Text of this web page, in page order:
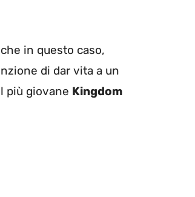
in questo caso,
di dar vita a un
più giovane Kingdom